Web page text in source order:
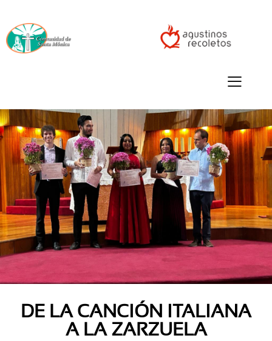
DE LA CANCIÓN ITALIANA
A LA ZARZUELA